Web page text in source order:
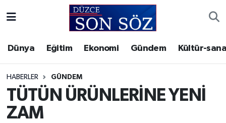
Dünya Eğitim Ekonomi Gündem Kültür-
HABERLER GÜNDEM
TÜTÜN ÜRÜNLERİNE YENİ
ZAM
Gizlilik Sözleşmesi
İletişim
Künye
Akçakoca Hava Durumu
Akçakoca Trafik Yoğunluk Haritası
Süper Lig Puan Durumu ve Fikstür